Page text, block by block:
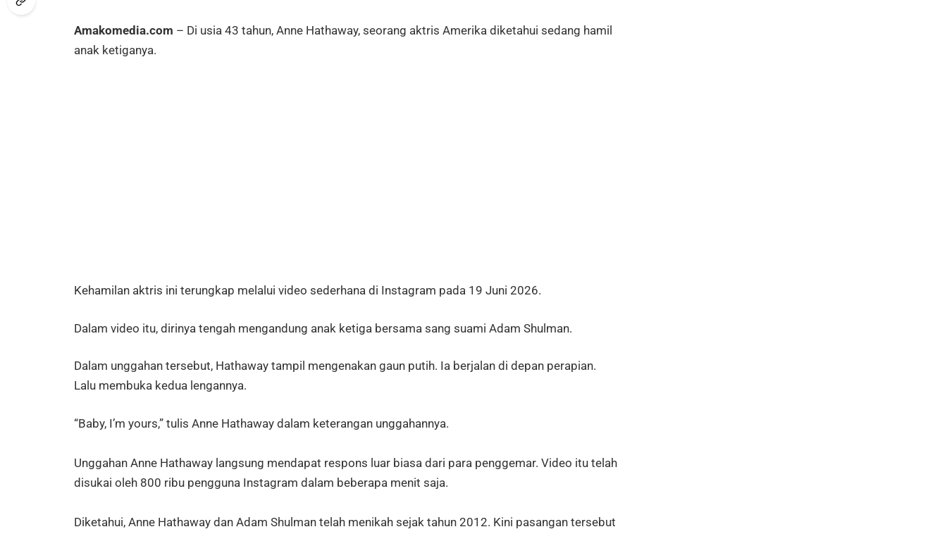
Amakomedia.com – Di usia 43 tahun, Anne Hathaway, seorang aktris Amerika diketahui sedang hamil
anak ketiganya.
Kehamilan aktris ini terungkap melalui video sederhana di Instagram pada 19 Juni 2026.
Dalam video itu, dirinya tengah mengandung anak ketiga bersama sang suami Adam Shulman.
Dalam unggahan tersebut, Hathaway tampil mengenakan gaun putih. Ia berjalan di depan perapian.
Lalu membuka kedua lengannya.
“Baby, I’m yours,” tulis Anne Hathaway dalam keterangan unggahannya.
‎‎Unggahan Anne Hathaway langsung mendapat respons luar biasa dari para penggemar. Video itu telah
disukai oleh 800 ribu pengguna Instagram dalam beberapa menit saja.
Diketahui, Anne Hathaway dan Adam Shulman telah menikah sejak tahun 2012. Kini pasangan tersebut